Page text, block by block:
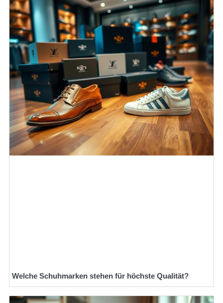
Welche Schuhmarken stehen für höchste Qualität?